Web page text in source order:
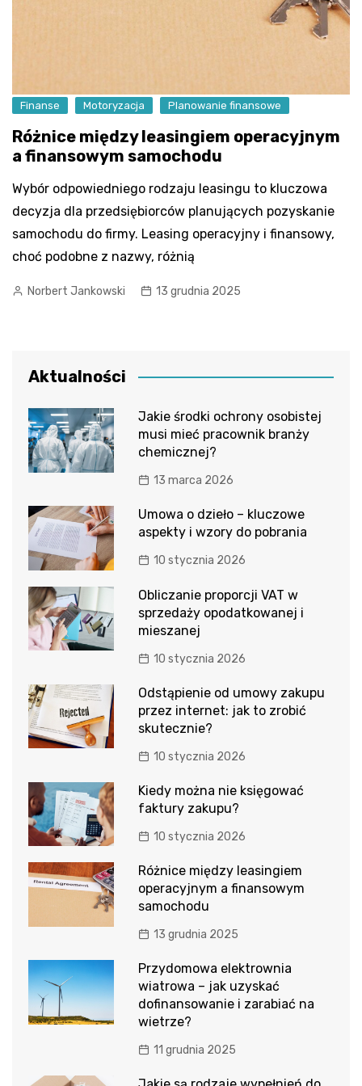
Finanse Motoryzacja Planowanie finansowe
Różnice między leasingiem operacyjnym
a finansowym samochodu
Wybór odpowiedniego rodzaju leasingu to kluczowa
decyzja dla przedsiębiorców planujących pozyskanie
samochodu do firmy. Leasing operacyjny i finansowy,
choć podobne z nazwy, różnią
Norbert Jankowski 13 grudnia 2025
Aktualności
Jakie środki ochrony osobistej
musi mieć pracownik branży
chemicznej?
13 marca 2026
Umowa o dzieło – kluczowe
aspekty i wzory do pobrania
10 stycznia 2026
Obliczanie proporcji VAT w
sprzedaży opodatkowanej i
mieszanej
10 stycznia 2026
Odstąpienie od umowy zakupu
przez internet: jak to zrobić
skutecznie?
10 stycznia 2026
Kiedy można nie księgować
faktury zakupu?
10 stycznia 2026
Różnice między leasingiem
operacyjnym a finansowym
samochodu
13 grudnia 2025
Przydomowa elektrownia
wiatrowa – jak uzyskać
dofinansowanie i zarabiać na
wietrze?
11 grudnia 2025